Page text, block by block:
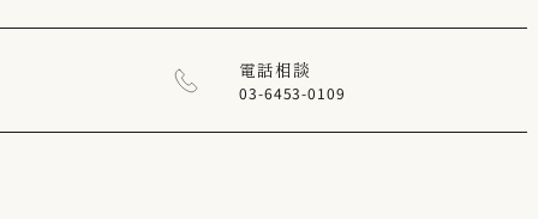
電話相談
03-6453-0109